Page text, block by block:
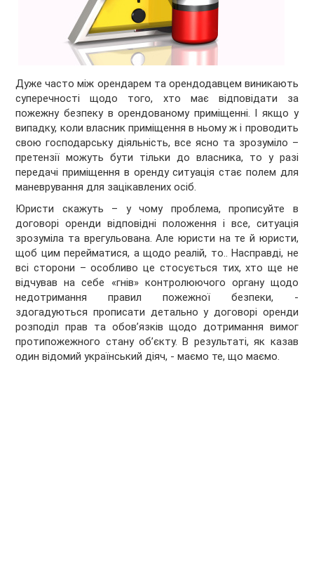
Дуже часто між орендарем та орендодавцем виникають
суперечності щодо того, хто має відповідати за
пожежну безпеку в орендованому приміщенні. І якщо у
випадку, коли власник приміщення в ньому ж і проводить
свою господарську діяльність, все ясно та зрозуміло –
претензії можуть бути тільки до власника, то у разі
передачі приміщення в оренду ситуація стає полем для
маневрування для зацікавлених осіб.
Юристи скажуть – у чому проблема, прописуйте в
договорі оренди відповідні положення і все, ситуація
зрозуміла та врегульована. Але юристи на те й юристи,
щоб цим перейматися, а щодо реалій, то.. Насправді, не
всі сторони – особливо це стосується тих, хто ще не
відчував на себе «гнів» контролюючого органу щодо
недотримання правил пожежної безпеки, -
здогадуються прописати детально у договорі оренди
розподіл прав та обов’язків щодо дотримання вимог
протипожежного стану об’єкту. В результаті, як казав
один відомий український діяч, - маємо те, що маємо.